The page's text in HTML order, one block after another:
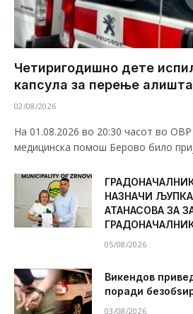
Четиригодишно дете
капсула за перење
02/08/2026
На 01.08.2026 во 20:30 часот во
медицинска помош Берово било
НАЗНАЧИ
АТАНАСОВА ЗА
05/08/2026
Викендов
поради
03/08/2026